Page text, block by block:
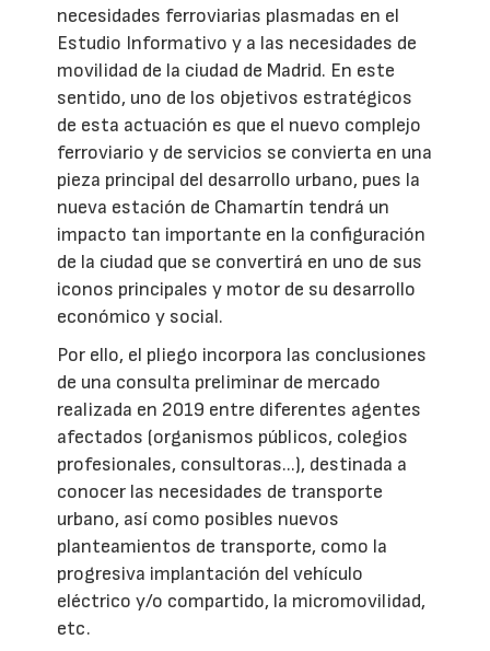
necesidades ferroviarias plasmadas en el
Estudio Informativo y a las necesidades de
movilidad de la ciudad de Madrid. En este
sentido, uno de los objetivos estratégicos
de esta actuación es que el nuevo complejo
ferroviario y de servicios se convierta en una
pieza principal del desarrollo urbano, pues la
nueva estación de Chamartín tendrá un
impacto tan importante en la configuración
de la ciudad que se convertirá en uno de sus
iconos principales y motor de su desarrollo
económico y social.
Por ello, el pliego incorpora las conclusiones
de una consulta preliminar de mercado
realizada en 2019 entre diferentes agentes
afectados (organismos públicos, colegios
profesionales, consultoras...), destinada a
conocer las necesidades de transporte
urbano, así como posibles nuevos
planteamientos de transporte, como la
progresiva implantación del vehículo
eléctrico y/o compartido, la micromovilidad,
etc.